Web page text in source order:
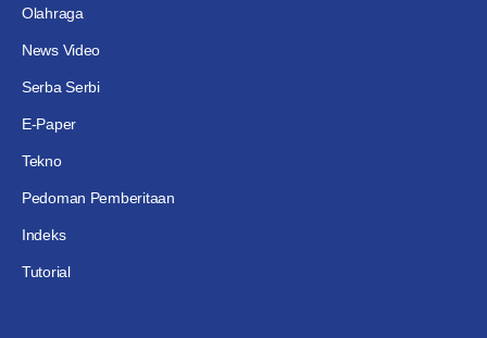
Olahraga
News Video
Serba Serbi
E-Paper
Tekno
Pedoman Pemberitaan
Indeks
Tutorial